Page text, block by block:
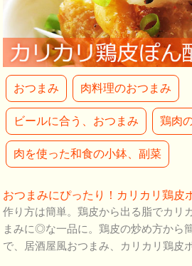
おつまみ 肉料理のおつまみ
ビールに合う、おつまみ 鶏肉
肉を使った和食の小鉢、副菜
おつまみにぴったり！カリカリ鶏皮
作り方は簡単。鶏皮から出る脂でカリ
まみに◎な一品に。鶏皮の炒め方から
で、居酒屋風おつまみ、カリカリ鶏皮